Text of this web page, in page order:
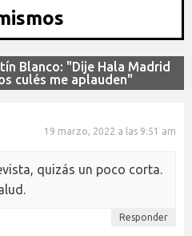
Blanco: "Dije Hala Madrid
culés me aplauden"
19 marzo, 2022 a las 9:51 am
quizás un poco corta.
Responder